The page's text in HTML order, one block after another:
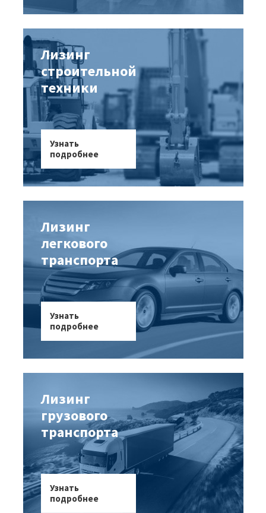
Лизинг
строительной
техники
Узнать
подробнее
Лизинг
легкового
транспорта
Узнать
подробнее
Лизинг
грузового
транспорта
Узнать
подробнее